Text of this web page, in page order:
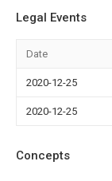
Legal Events
Date
2020-12-25
2020-12-25
Concepts